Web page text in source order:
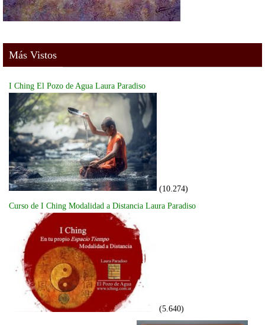
Más Vistos
I Ching El Pozo de Agua Laura Paradiso
(10.274)
Curso de I Ching Modalidad a Distancia Laura Paradiso
(5.640)